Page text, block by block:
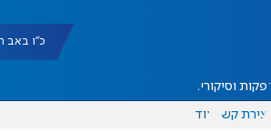
כ"ו באב
הפקות וסיקורים
יצירת קשר עוד